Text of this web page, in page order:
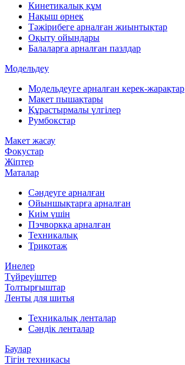
Кинетикалық құм
Нақыш өрнек
Тәжірибеге арналған жиынтықтар
Оқыту ойындары
Балаларға арналған пазлдар
Модельдеу
Модельдеуге арналған керек-жарақтар
Макет пышақтары
Құрастырмалы үлгілер
Румбокстар
Макет жасау
Фокустар
Жіптер
Маталар
Сәндеуге арналған
Ойыншықтарға арналған
Киім үшін
Пэчворкқа арналған
Техникалық
Трикотаж
Инелер
Түйреуіштер
Толтырғыштар
Ленты для шитья
Техникалық ленталар
Сәндік ленталар
Баулар
Тігін техникасы